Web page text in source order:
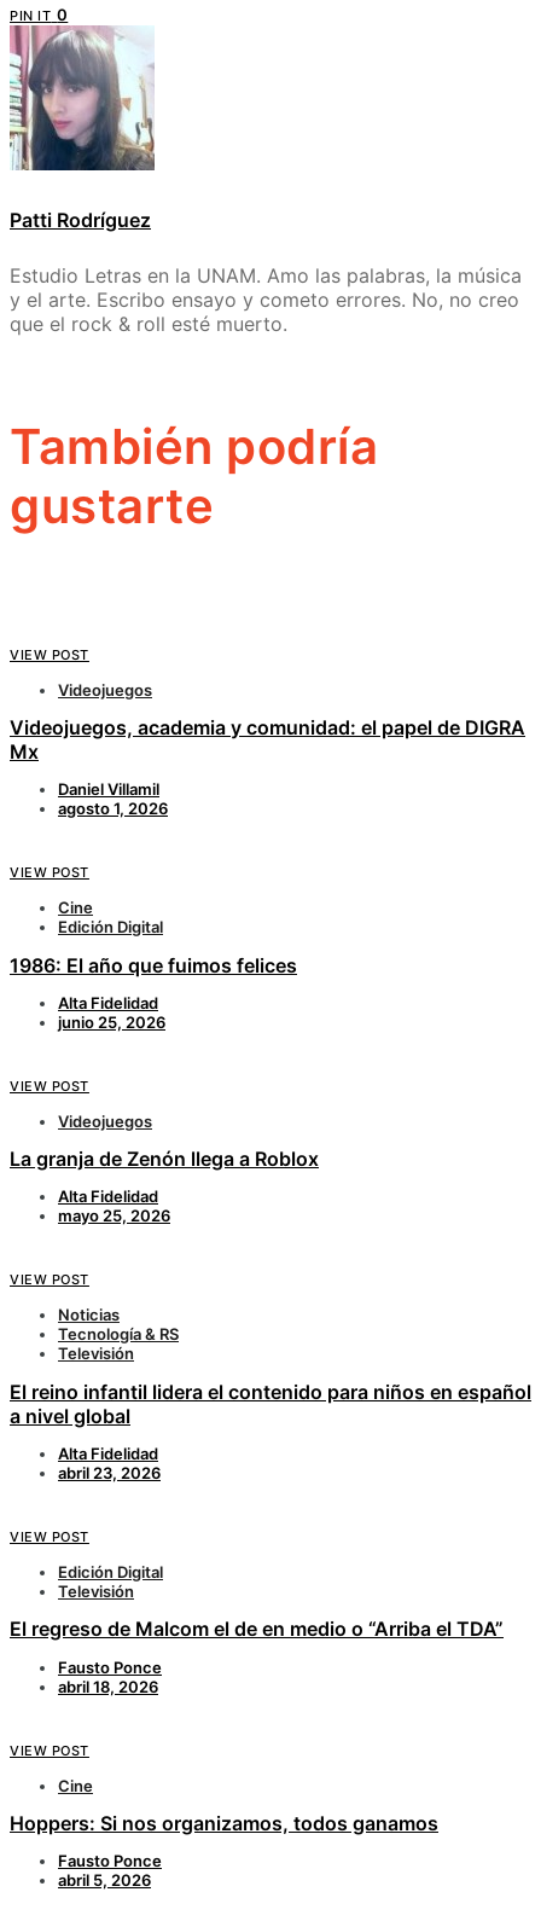
PIN IT 0
Patti Rodríguez
Estudio Letras en la UNAM. Amo las palabras, la música
y el arte. Escribo ensayo y cometo errores. No, no creo
que el rock & roll esté muerto.
También podría
gustarte
VIEW POST
Videojuegos
Videojuegos, academia y comunidad: el papel de DIGRA
Mx
Daniel Villamil
agosto 1, 2026
VIEW POST
Cine
Edición Digital
1986: El año que fuimos felices
Alta Fidelidad
junio 25, 2026
VIEW POST
Videojuegos
La granja de Zenón llega a Roblox
Alta Fidelidad
mayo 25, 2026
VIEW POST
Noticias
Tecnología & RS
Televisión
El reino infantil lidera el contenido para niños en español
a nivel global
Alta Fidelidad
abril 23, 2026
VIEW POST
Edición Digital
Televisión
El regreso de Malcom el de en medio o “Arriba el TDA”
Fausto Ponce
abril 18, 2026
VIEW POST
Cine
Hoppers: Si nos organizamos, todos ganamos
Fausto Ponce
abril 5, 2026